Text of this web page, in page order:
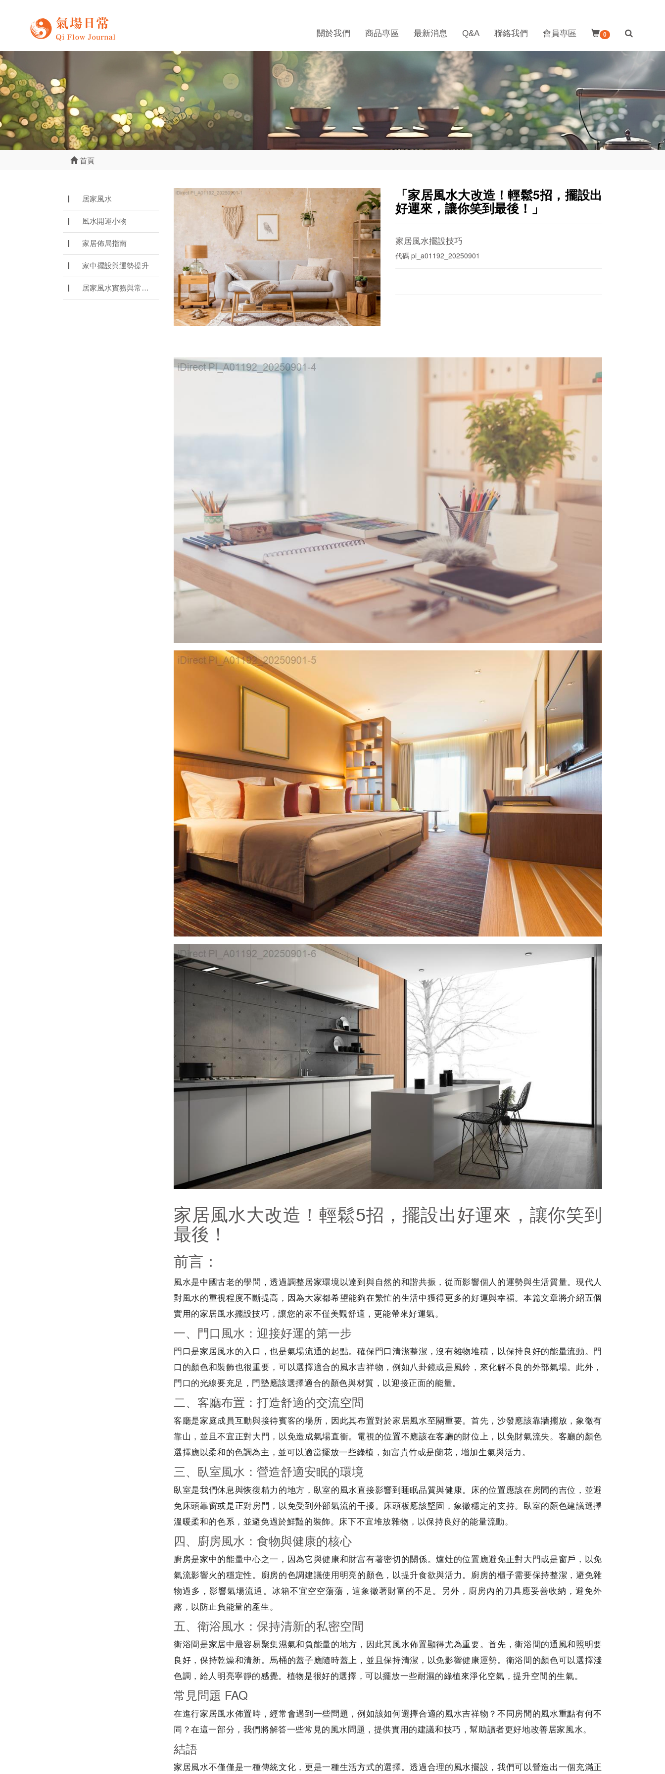
關於我們 商品專區 最新消息 Q&A 聯絡我們 會員專區 0
首頁
居家風水
風水開運小物
家居佈局指南
家中擺設與運勢提升
居家風水實務與常見誤解
「家居風水大改造！輕鬆5招，擺設出
好運來，讓你笑到最後！」
家居風水擺設技巧
代碼 pi_a01192_20250901
家居風水大改造！輕鬆5招，擺設出好運來，讓你笑到
最後！
前言：
風水是中國古老的學問，透過調整居家環境以達到與自然的和諧共振，從而影響個人的運勢與生活質量。現代人
對風水的重視程度不斷提高，因為大家都希望能夠在繁忙的生活中獲得更多的好運與幸福。本篇文章將介紹五個
實用的家居風水擺設技巧，讓您的家不僅美觀舒適，更能帶來好運氣。
一、門口風水：迎接好運的第一步
門口是家居風水的入口，也是氣場流通的起點。確保門口清潔整潔，沒有雜物堆積，以保持良好的能量流動。門
口的顏色和裝飾也很重要，可以選擇適合的風水吉祥物，例如八卦鏡或是風鈴，來化解不良的外部氣場。此外，
門口的光線要充足，門墊應該選擇適合的顏色與材質，以迎接正面的能量。
二、客廳布置：打造舒適的交流空間
客廳是家庭成員互動與接待賓客的場所，因此其布置對於家居風水至關重要。首先，沙發應該靠牆擺放，象徵有
靠山，並且不宜正對大門，以免造成氣場直衝。電視的位置不應該在客廳的財位上，以免財氣流失。客廳的顏色
選擇應以柔和的色調為主，並可以適當擺放一些綠植，如富貴竹或是蘭花，增加生氣與活力。
三、臥室風水：營造舒適安眠的環境
臥室是我們休息與恢復精力的地方，臥室的風水直接影響到睡眠品質與健康。床的位置應該在房間的吉位，並避
免床頭靠窗或是正對房門，以免受到外部氣流的干擾。床頭板應該堅固，象徵穩定的支持。臥室的顏色建議選擇
溫暖柔和的色系，並避免過於鮮豔的裝飾。床下不宜堆放雜物，以保持良好的能量流動。
四、廚房風水：食物與健康的核心
廚房是家中的能量中心之一，因為它與健康和財富有著密切的關係。爐灶的位置應避免正對大門或是窗戶，以免
氣流影響火的穩定性。廚房的色調建議使用明亮的顏色，以提升食欲與活力。廚房的櫃子需要保持整潔，避免雜
物過多，影響氣場流通。冰箱不宜空空蕩蕩，這象徵著財富的不足。另外，廚房內的刀具應妥善收納，避免外
露，以防止負能量的產生。
五、衛浴風水：保持清新的私密空間
衛浴間是家居中最容易聚集濕氣和負能量的地方，因此其風水佈置顯得尤為重要。首先，衛浴間的通風和照明要
良好，保持乾燥和清新。馬桶的蓋子應隨時蓋上，並且保持清潔，以免影響健康運勢。衛浴間的顏色可以選擇淺
色調，給人明亮寧靜的感覺。植物是很好的選擇，可以擺放一些耐濕的綠植來淨化空氣，提升空間的生氣。
常見問題 FAQ
在進行家居風水佈置時，經常會遇到一些問題，例如該如何選擇合適的風水吉祥物？不同房間的風水重點有何不
同？在這一部分，我們將解答一些常見的風水問題，提供實用的建議和技巧，幫助讀者更好地改善居家風水。
結語
家居風水不僅僅是一種傳統文化，更是一種生活方式的選擇。透過合理的風水擺設，我們可以營造出一個充滿正